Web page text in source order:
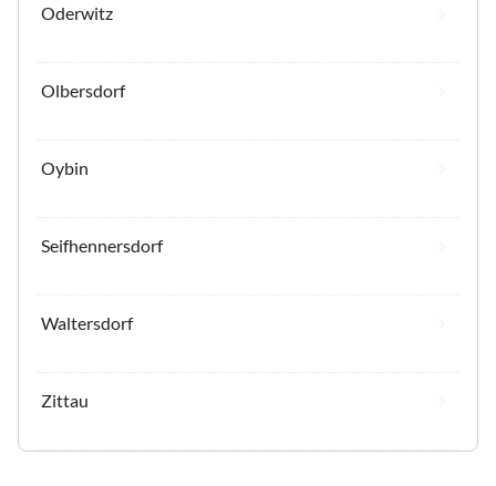
Oderwitz
Olbersdorf
Oybin
Seifhennersdorf
Waltersdorf
Zittau